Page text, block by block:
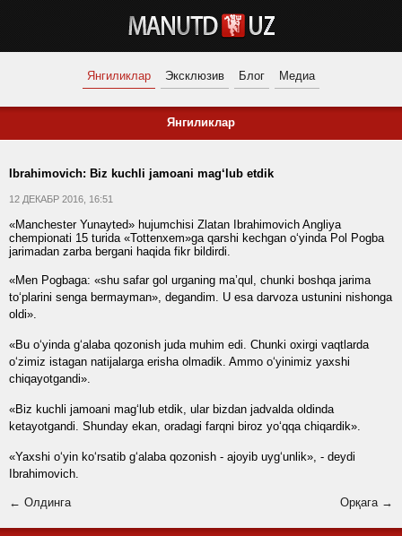
Янгиликлар Эксклюзив Блог Медиа
Янгиликлар
Ibrahimovich: Biz kuchli jamoani mag‘lub etdik
12 ДЕКАБР 2016, 16:51
«Manchester Yunayted» hujumchisi Zlatan Ibrahimovich Angliya
chempionati 15 turida «Tottenxem»ga qarshi kechgan o‘yinda Pol Pogba
jarimadan zarba bergani haqida fikr bildirdi.
«Men Pogbaga: «shu safar gol urganing ma’qul, chunki boshqa jarima
to‘plarini senga bermayman», degandim. U esa darvoza ustunini nishonga
oldi».
«Bu o‘yinda g‘alaba qozonish juda muhim edi. Chunki oxirgi vaqtlarda
o‘zimiz istagan natijalarga erisha olmadik. Ammo o‘yinimiz yaxshi
chiqayotgandi».
«Biz kuchli jamoani mag‘lub etdik, ular bizdan jadvalda oldinda
ketayotgandi. Shunday ekan, oradagi farqni biroz yo‘qqa chiqardik».
«Yaxshi o‘yin ko‘rsatib g‘alaba qozonish - ajoyib uyg‘unlik», - deydi
Ibrahimovich.
← Олдинга Орқага →